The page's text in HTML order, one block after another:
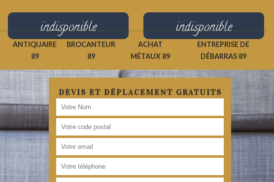
indisponible indisponible
ANTIQUAIRE
89
BROCANTEUR
89
ACHAT
MÉTAUX 89
ENTREPRISE DE
DÉBARRAS 89
DEVIS ET DÉPLACEMENT GRATUITS